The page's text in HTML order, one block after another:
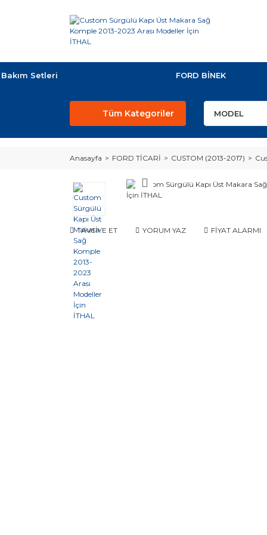
Bakım Setleri FORD BİNEK
Tüm Kategoriler
Anasayfa FORD TİCARİ CUSTOM (2013-2017)
TAVSİYE ET YORUM YAZ FİYAT ALARMI